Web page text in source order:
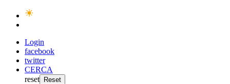
Login
facebook
twitter
CERCA
reset